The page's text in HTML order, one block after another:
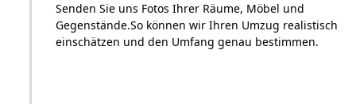
Senden Sie uns Fotos Ihrer Räume, Möbel und
Gegenstände.So können wir Ihren Umzug realistisch
einschätzen und den Umfang genau bestimmen.